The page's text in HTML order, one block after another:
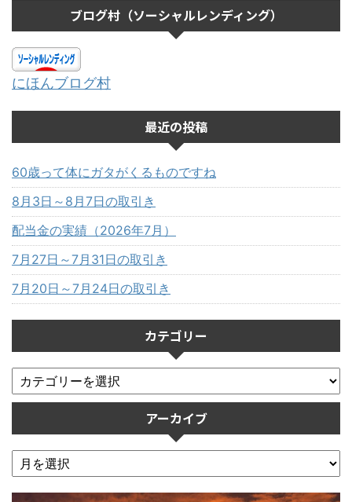
ブログ村（ソーシャルレンディング）
にほんブログ村
最近の投稿
60歳って体にガタがくるものですね
8月3日～8月7日の取引き
配当金の実績（2026年7月）
7月27日～7月31日の取引き
7月20日～7月24日の取引き
カテゴリー
アーカイブ